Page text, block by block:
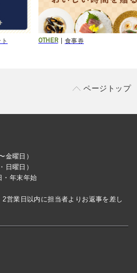
OTHER 食事券
ページトップ
金曜日）
日曜日）
・年末年始
営業日以内に担当者よりお返事を差し